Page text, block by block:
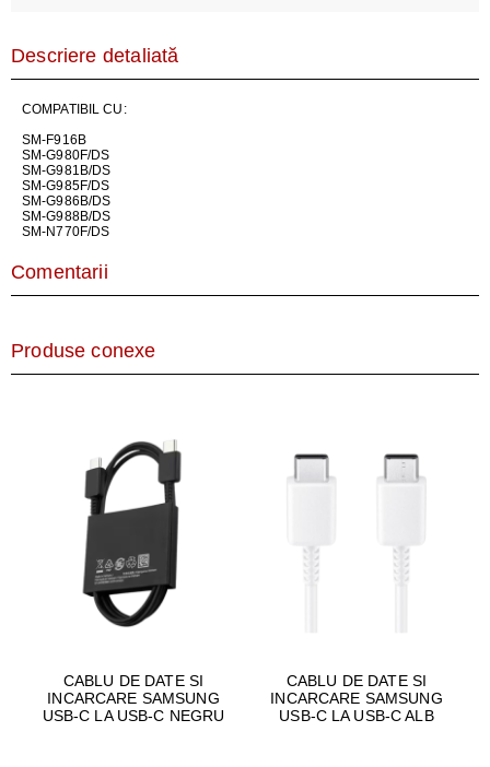
Descriere detaliată
COMPATIBIL CU:
SM-F916B
SM-G980F/DS
SM-G981B/DS
SM-G985F/DS
SM-G986B/DS
SM-G988B/DS
SM-N770F/DS
Comentarii
Produse conexe
CABLU DE DATE SI
INCARCARE SAMSUNG
USB-C LA USB-C NEGRU
CABLU DE DATE SI
INCARCARE SAMSUNG
USB-C LA USB-C ALB